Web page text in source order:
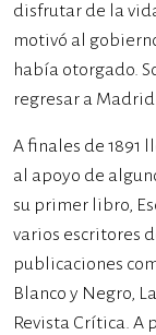
disfrutar de la
motivó al
había otorgado.
regresar a
A finales de 1891
al apoyo de
su primer libro,
varios escritores
publicaciones
Blanco y Negro,
Revista Crítica. A